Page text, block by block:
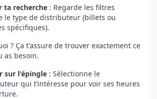
ta recherche : Regarde les filtres
le type de distributeur (billets ou
spécifiques).
? Ça t'assure de trouver exactement ce
as besoin.
sur l'épingle : Sélectionne le
qui t’intéresse pour voir ses heures